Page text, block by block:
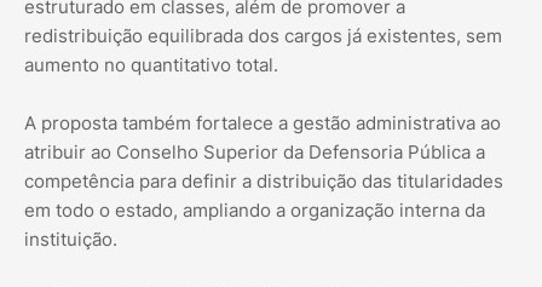
estruturado em classes, além de promover a
redistribuição equilibrada dos cargos já existentes, sem
aumento no quantitativo total.
A proposta também fortalece a gestão administrativa ao
atribuir ao Conselho Superior da Defensoria Pública a
competência para definir a distribuição das titularidades
em todo o estado, ampliando a organização interna da
instituição.